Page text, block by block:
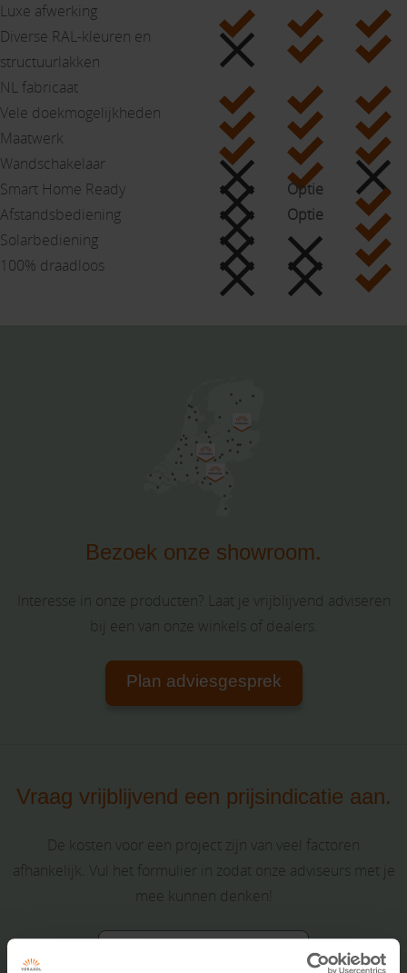
Luxe afwerking
Diverse RAL-kleuren en
structuur­lakken
NL fabricaat
Vele doek­mogelijk­heden
Maatwerk
Wand­schakelaar
Smart Home Ready
Optie
Afstands­bediening
Optie
Solarbediening
100% draadloos
Bezoek onze showroom.
Interesse in onze producten? Laat je vrijblijvend adviseren
bij een van onze winkels of dealers.
Plan adviesgesprek
Vraag vrijblijvend een prijsindicatie aan.
De kosten voor een project zijn van veel factoren
afhankelijk. Vul het formulier in zodat onze adviseurs met je
mee kunnen denken!